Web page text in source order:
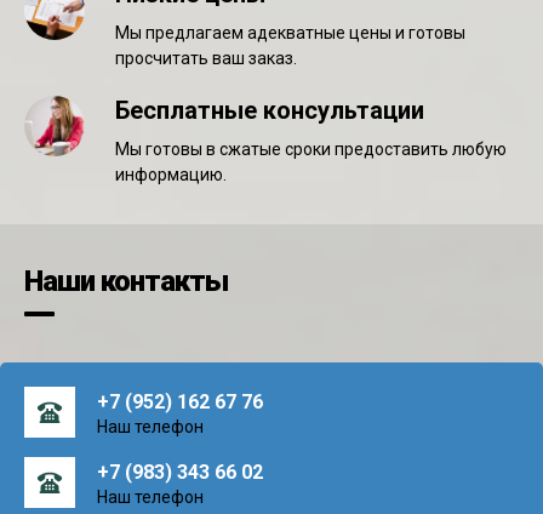
Мы предлагаем адекватные цены и готовы
просчитать ваш заказ.
Бесплатные консультации
Мы готовы в сжатые сроки предоставить любую
информацию.
Наши контакты
+7 (952) 162 67 76
Наш телефон
+7 (983) 343 66 02
Наш телефон